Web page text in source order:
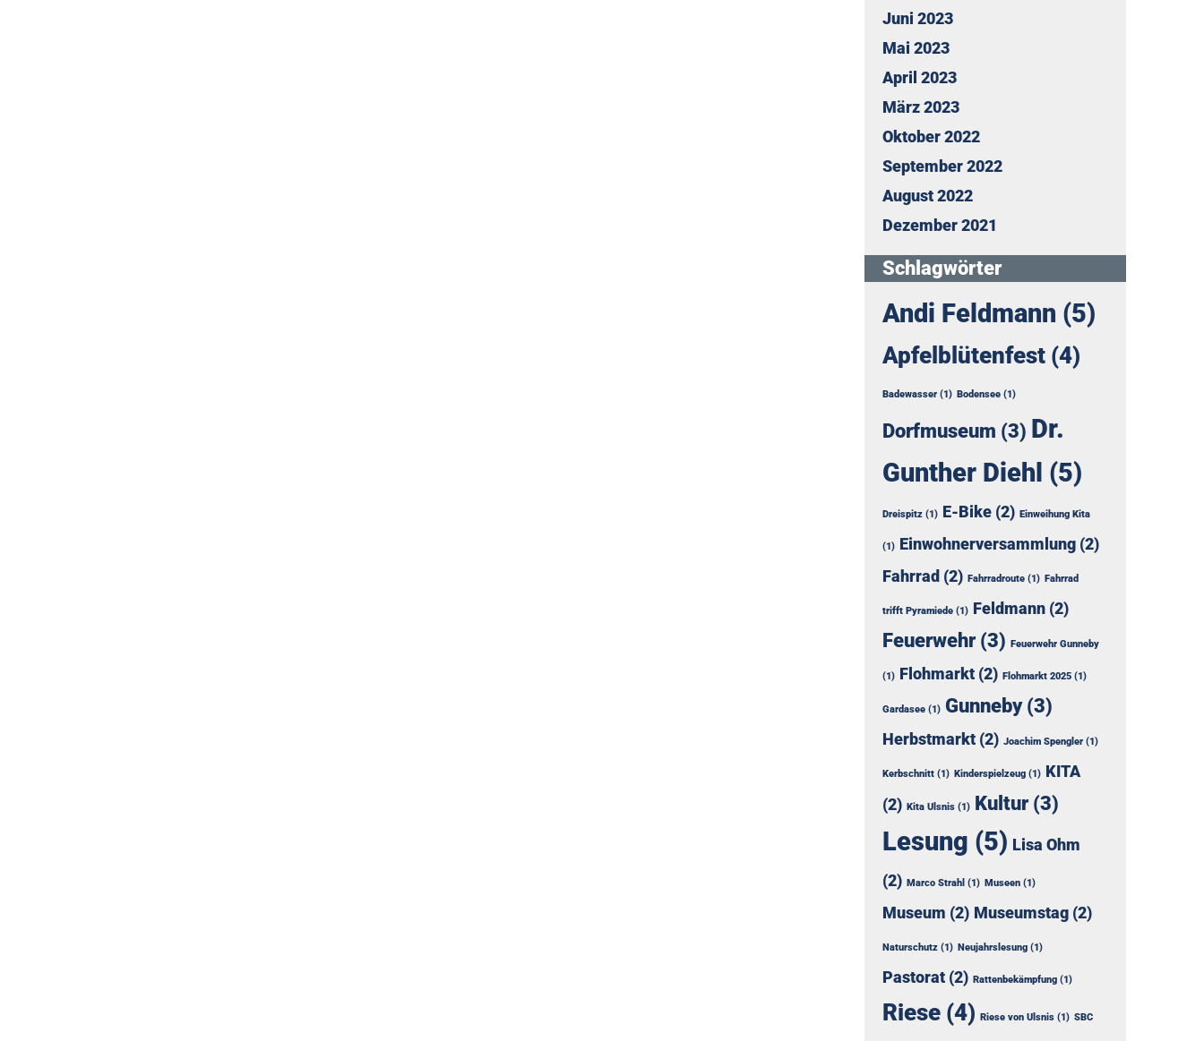
Juni 2023
Mai 2023
April 2023
März 2023
Oktober 2022
September 2022
August 2022
Dezember 2021
Schlagwörter
Andi Feldmann (5)
Apfelblütenfest(4)
Badewasser(1) Bodensee(1)
Dorfmuseum (3) Dr.
Gunther Diehl (5)
Dreispitz(1) E-Bike(2) Einweihung Kita
(1) Einwohnerversammlung(2)
Fahrrad (2) Fahrradroute(1) Fahrrad
trifft Pyramiede(1) Feldmann(2)
Feuerwehr(3) Feuerwehr Gunneby
(1) Flohmarkt(2) Flohmarkt 2025(1)
Gardasee(1) Gunneby(3)
Herbstmarkt(2) Joachim Spengler(1)
Kerbschnitt(1) Kinderspielzeug(1)
KITA
(2) Kita Ulsnis(1) Kultur(3)
Lesung (5) Lisa Ohm
(2) Marco Strahl (1) Museen(1)
Museum (2) Museumstag(2)
Naturschutz(1) Neujahrslesung(1)
Pastorat(2) Rattenbekämpfung(1)
Riese(4) Riese von Ulsnis(1) SBC